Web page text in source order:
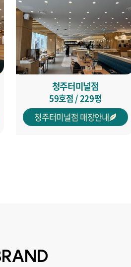
점 매장안내
동